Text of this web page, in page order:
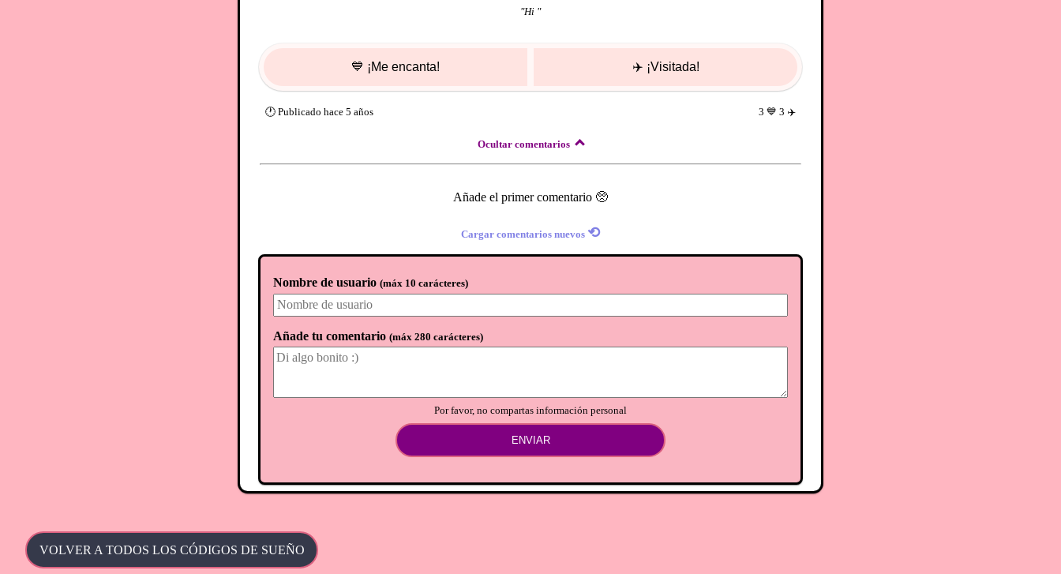
"Hi "
💙 ¡Me encanta! ✈️ ¡Visitada!
🕐 Publicado hace 5 años 3 💙 3 ✈️
Ocultar comentarios
Añade el primer comentario 🥺
Cargar comentarios nuevos ⟲
Nombre de usuario (máx 10 carácteres)
Añade tu comentario (máx 280 carácteres)
Por favor, no compartas información personal
ENVIAR
VOLVER A TODOS LOS CÓDIGOS DE SUEÑO